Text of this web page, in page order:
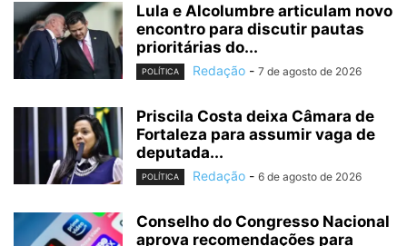
Lula e Alcolumbre articulam novo
encontro para discutir pautas
prioritárias do...
POLÍTICA Redação - 7 de agosto de 2026
Priscila Costa deixa Câmara de
Fortaleza para assumir vaga de
deputada...
POLÍTICA Redação - 6 de agosto de 2026
Conselho do Congresso Nacional
aprova recomendações para